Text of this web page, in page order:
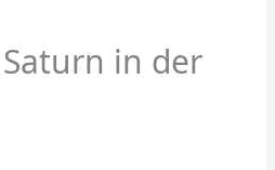
in der